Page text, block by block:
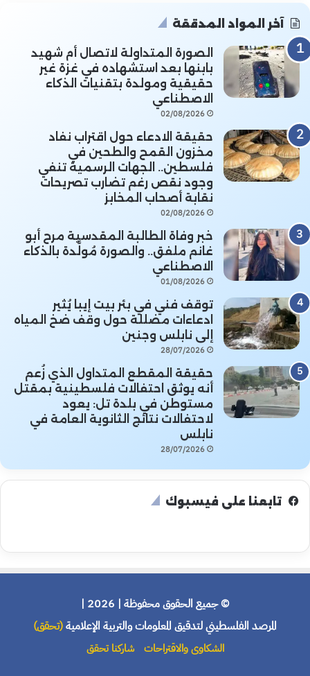
آخر المواد المدققة
الصورة المتداولة لاتصال أم شهيد
بابنها بعد استشهاده في غزة غير
حقيقية ومولدة بتقنيات الذكاء
الاصطناعي
02/08/2026
حقيقة الادعاء حول اقتراب نفاد
مخزون القمح والطحين في
فلسطين.. الجهات الرسمية تنفي
وجود نقص رغم تضارب تصريحات
نقابة أصحاب المخابز
02/08/2026
خبر وفاة الطالبة المقدسية مرح أبو
غانم ملفق.. والصورة مُولَّدة بالذكاء
الاصطناعي
01/08/2026
توقف فني في بئر بيت إيبا يُثير
ادعاءات مضللة حول وقف ضخ المياه
إلى نابلس وجنين
28/07/2026
حقيقة المقطع المتداول الذي زُعم
أنه يوثق احتفالات فلسطينية بمقتل
مستوطن في بلدة تل: يعود
لاحتفالات نتائج الثانوية العامة في
نابلس
28/07/2026
تابعنا على فيسبوك
© جميع الحقوق محفوظة | 2026 |
المرصد الفلسطيني لتدقيق المعلومات والتربية الإعلامية(تحقق)
الشكاوى والاقتراحات شاركنا تحقق